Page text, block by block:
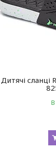
Дитячі сланці
В